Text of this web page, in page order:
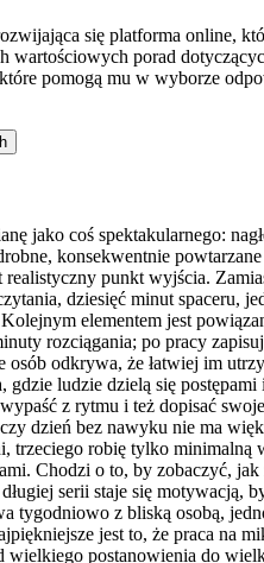
się platforma online,
wartościowych porad
pomogą mu w wyborze
jako coś spektakularnego:
konsekwentnie
realistyczny punkt wyjścia.
dziesięć minut spaceru,
elementem jest
rozciągania; po pracy
osób odkrywa, że łatwiej im
ludzie dzielą się postępami
z rytmu i też dopisać
dzień bez nawyku nie ma
trzeciego robię tylko
Chodzi o to, by zobaczyć,
serii staje się
tygodniowo z bliską osobą,
jest to, że praca na
postanowienia do